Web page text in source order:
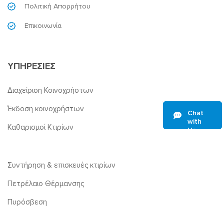
Πολιτική Απορρήτου
Επικοινωνία
ΥΠΗΡΕΣΙΕΣ
Διαχείριση Κοινοχρήστων
Έκδοση κοινοχρήστων
Καθαρισμοί Κτιρίων
Συντήρηση & επισκευές κτιρίων
Πετρέλαιο Θέρμανσης
Πυρόσβεση
Chat
with
Us